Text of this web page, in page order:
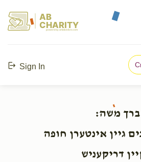
AB
CHARITY
powerd by ahblicklive.com
Sign In
ברך משה:
גיין אינטערן חופה
דריקעניש